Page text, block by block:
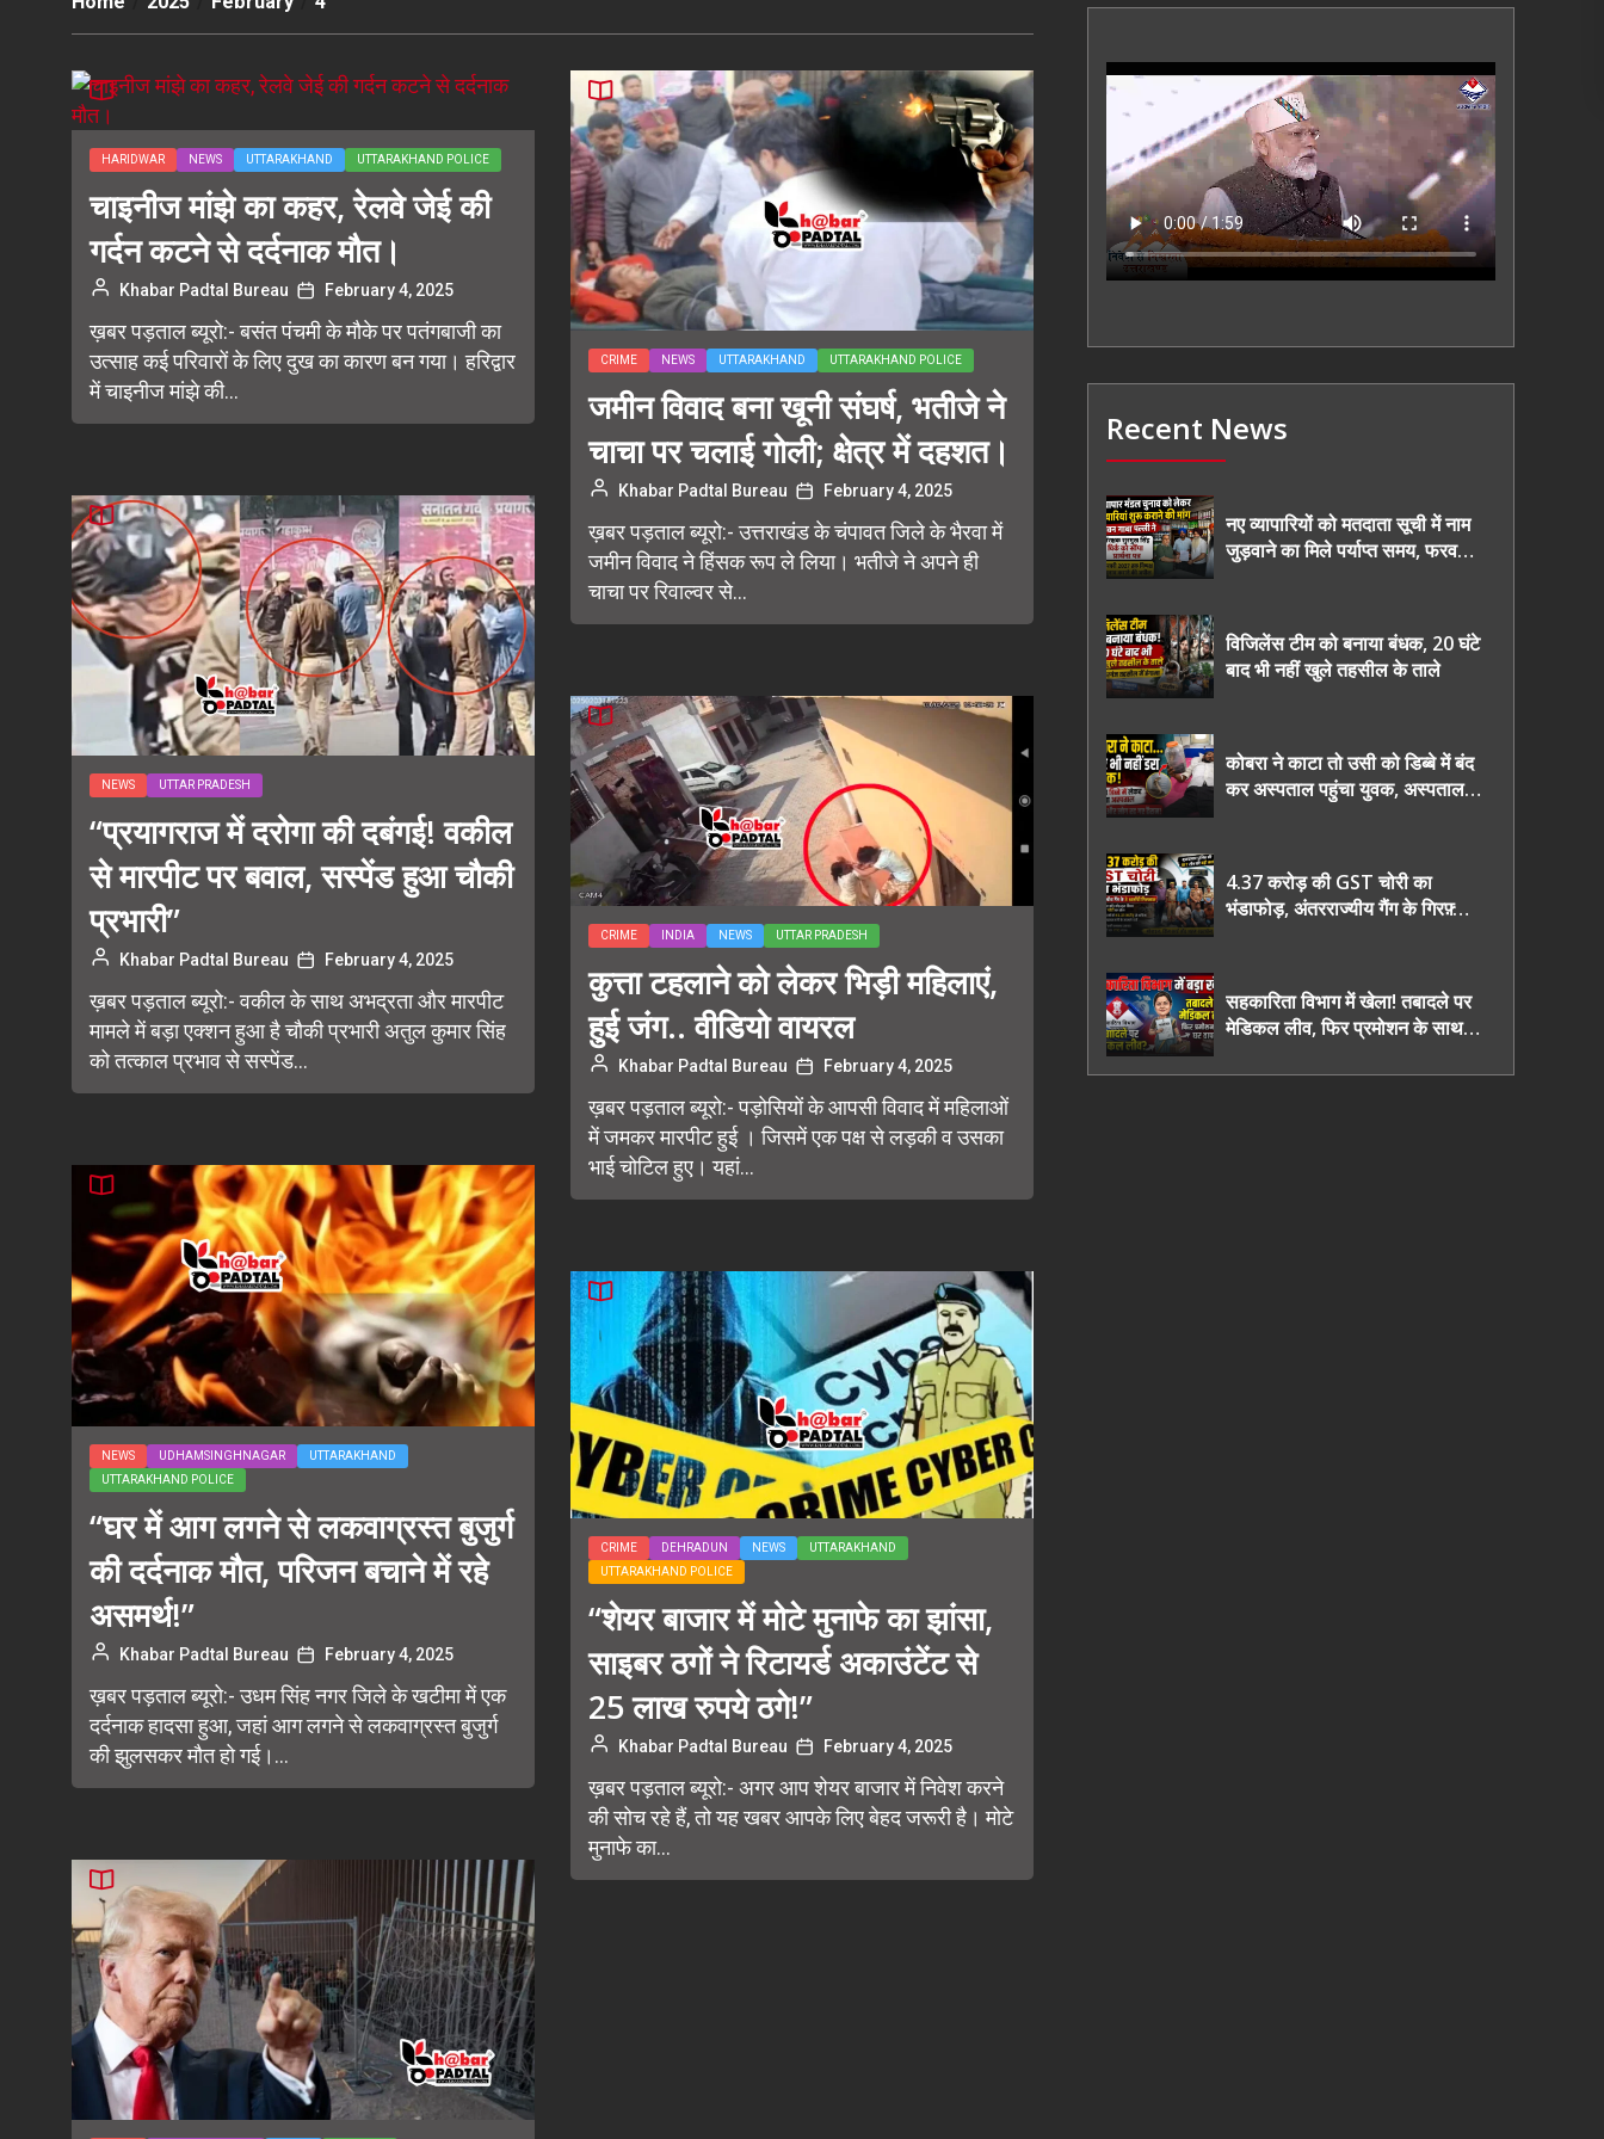
HARIDWAR NEWS UTTARAKHAND UTTARAKHAND POLICE
चाइनीज मांझे का कहर, रेलवे जेई की
गर्दन कटने से दर्दनाक मौत।
Khabar Padtal Bureau February 4, 2025
ख़बर पड़ताल ब्यूरो:- बसंत पंचमी के मौके पर पतंगबाजी का
उत्साह कई परिवारों के लिए दुख का कारण बन गया। हरिद्वार
में चाइनीज मांझे की...
CRIME NEWS UTTARAKHAND UTTARAKHAND POLICE
जमीन विवाद बना खूनी संघर्ष, भतीजे ने
चाचा पर चलाई गोली; क्षेत्र में दहशत।
Khabar Padtal Bureau February 4, 2025
ख़बर पड़ताल ब्यूरो:- उत्तराखंड के चंपावत जिले के भैरवा में
जमीन विवाद ने हिंसक रूप ले लिया। भतीजे ने अपने ही
चाचा पर रिवाल्वर से...
NEWS UTTAR PRADESH
“प्रयागराज में दरोगा की दबंगई! वकील
से मारपीट पर बवाल, सस्पेंड हुआ चौकी
प्रभारी”
Khabar Padtal Bureau February 4, 2025
ख़बर पड़ताल ब्यूरो:- वकील के साथ अभद्रता और मारपीट
मामले में बड़ा एक्शन हुआ है चौकी प्रभारी अतुल कुमार सिंह
को तत्काल प्रभाव से सस्पेंड...
CRIME INDIA NEWS UTTAR PRADESH
कुत्ता टहलाने को लेकर भिड़ी महिलाएं,
हुई जंग.. वीडियो वायरल
Khabar Padtal Bureau February 4, 2025
ख़बर पड़ताल ब्यूरो:- पड़ोसियों के आपसी विवाद में महिलाओं
में जमकर मारपीट हुई । जिसमें एक पक्ष से लड़की व उसका
भाई चोटिल हुए। यहां...
NEWS UDHAMSINGHNAGAR
UTTARAKHAND
UTTARAKHAND POLICE
“घर में आग लगने से लकवाग्रस्त बुजुर्ग
की दर्दनाक मौत, परिजन बचाने में रहे
असमर्थ!”
Khabar Padtal Bureau February 4, 2025
ख़बर पड़ताल ब्यूरो:- उधम सिंह नगर जिले के खटीमा में एक
दर्दनाक हादसा हुआ, जहां आग लगने से लकवाग्रस्त बुजुर्ग
की झुलसकर मौत हो गई।...
CRIME DEHRADUN NEWS
UTTARAKHAND
UTTARAKHAND POLICE
“शेयर बाजार में मोटे मुनाफे का झांसा,
साइबर ठगों ने रिटायर्ड अकाउंटेंट से
25 लाख रुपये ठगे!”
Khabar Padtal Bureau February 4, 2025
ख़बर पड़ताल ब्यूरो:- अगर आप शेयर बाजार में निवेश करने
की सोच रहे हैं, तो यह खबर आपके लिए बेहद जरूरी है। मोटे
मुनाफे का...
Recent News
नए व्यापारियों को मतदाता सूची में नाम
जुड़वाने का मिले पर्याप्त समय, फरवरी
विजिलेंस टीम को बनाया बंधक, 20 घंटे
बाद भी नहीं खुले तहसील के ताले
कोबरा ने काटा तो उसी को डिब्बे में बंद
कर अस्पताल पहुंचा युवक, अस्पताल में
4.37 करोड़ की GST चोरी का
भंडाफोड़, अंतरराज्यीय गैंग के गिरफ़्तार
सहकारिता विभाग में खेला! तबादले पर
मेडिकल लीव, फिर प्रमोशन के साथ